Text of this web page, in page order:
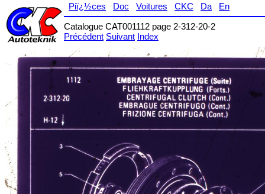
Piï¿½ces Doc Voitures CKC Da
En
Catalogue CAT001112 page 2-312-20-2
Précédent Suivant Index